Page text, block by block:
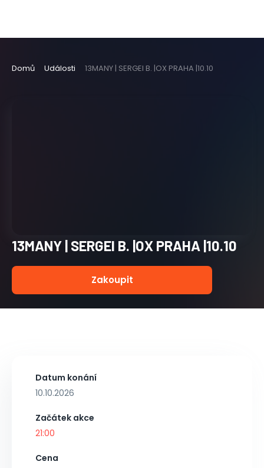
Domů Události 13MANY | SERGEI B. |OX PRAHA |10.10
13MANY | SERGEI B. |OX PRAHA |10.10
Zakoupit
Datum konání
10.10.2026
Začátek akce
21:00
Cena